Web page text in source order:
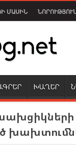
ՄԱՍԻՆ
ԽԱՂԵՐ